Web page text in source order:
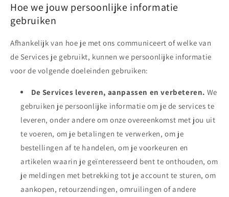
Hoe we jouw persoonlijke informatie
gebruiken
Afhankelijk van hoe je met ons communiceert of welke van
de Services je gebruikt, kunnen we persoonlijke informatie
voor de volgende doeleinden gebruiken:
De Services leveren, aanpassen en verbeteren. We
gebruiken je persoonlijke informatie om je de services te
leveren, onder andere om onze overeenkomst met jou uit
te voeren, om je betalingen te verwerken, om je
bestellingen af te handelen, om je voorkeuren en
artikelen waarin je geïnteresseerd bent te onthouden, om
je meldingen met betrekking tot je account te sturen, om
aankopen, retourzendingen, omruilingen of andere